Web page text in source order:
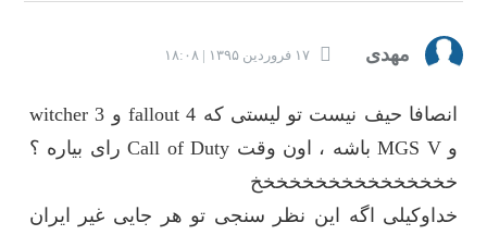
مهدی ۱۷ فروردین ۱۳۹۵ | ۱۸:۰۸
انصافا حیف نیست تو لیستی که fallout 4 و witcher 3
و MGS V باشه ، اون وقت Call of Duty رای بیاره ؟
خخخخخخخخخخخخخخخخ
خداوکیلی اگه این نظر سنجی تو هر جایی غیر ایران